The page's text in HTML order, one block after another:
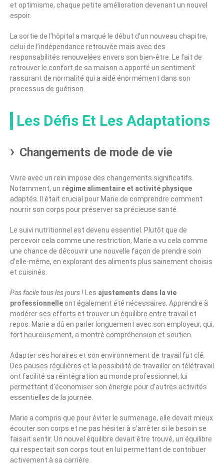
et optimisme, chaque petite amélioration devenant un nouvel
espoir.
La sortie de l’hôpital a marqué le début d’un nouveau chapitre,
celui de l’indépendance retrouvée mais avec des
responsabilités renouvelées envers son bien-être. Le fait de
retrouver le confort de sa maison a apporté un sentiment
rassurant de normalité qui a aidé énormément dans son
processus de guérison.
Les Défis Et Les Adaptations
Changements de mode de vie
Vivre avec un rein impose des changements significatifs.
Notamment, un régime alimentaire et activité physique
adaptés. Il était crucial pour Marie de comprendre comment
nourrir son corps pour préserver sa précieuse santé.
Le suivi nutritionnel est devenu essentiel. Plutôt que de
percevoir cela comme une restriction, Marie a vu cela comme
une chance de découvrir une nouvelle façon de prendre soin
d’elle-même, en explorant des aliments plus sainement choisis
et cuisinés.
Pas facile tous les jours ! Les ajustements dans la vie
professionnelle ont également été nécessaires. Apprendre à
modérer ses efforts et trouver un équilibre entre travail et
repos. Marie a dû en parler longuement avec son employeur, qui,
fort heureusement, a montré compréhension et soutien.
Adapter ses horaires et son environnement de travail fut clé.
Des pauses régulières et la possibilité de travailler en télétravail
ont facilité sa réintégration au monde professionnel, lui
permettant d’économiser son énergie pour d’autres activités
essentielles de la journée.
Marie a compris que pour éviter le surmenage, elle devait mieux
écouter son corps et ne pas hésiter à s’arrêter si le besoin se
faisait sentir. Un nouvel équilibre devait être trouvé, un équilibre
qui respectait son corps tout en lui permettant de contribuer
activement à sa carrière.